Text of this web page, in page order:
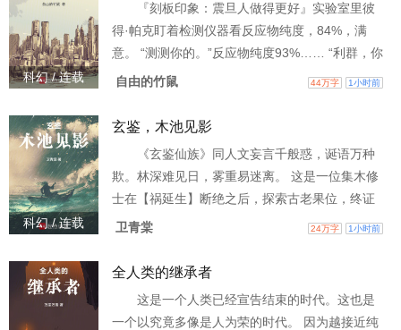
的害怕【原来在它的视角，我才是入侵者，是巨
人】饲养唯一咬到她的小蛇【小蛇，你有点意
思】挑衅嚣张乌鸫鸟
科幻 / 连载
『刻板印象：震旦人做得更好』实验室里彼
得·帕克盯着检测仪器看反应物纯度，84%，满
意。 “测测你的。”反应物纯度93%…… “利群，你
怎么做到的？”『刻板印象：震旦人都会功夫』彼
“我看到了你在便利店打跑一个抢劫犯。” “他拿枪
的东方精灵族』彼得：“我突然意识到一个问题，
你应该是精灵族。” “你疯了吧？彼
自由的竹鼠 44万字 1小时前
科幻 / 连载
玄鉴，木池见影
《玄鉴仙族》同人文妄言千般惑，诞语万种
欺。林深难见日，雾重易迷离。 这是一位集木修
士在【祸延生】断绝之后，探索古老果位，终证
大道的故事。 主角是李木田的弟弟，离开望月湖
卫青棠 24万字 1小时前
全人类的继承者
这是一个人类已经宣告结束的时代。这也是
一个以究竟多像是人为荣的时代。 因为越接近纯